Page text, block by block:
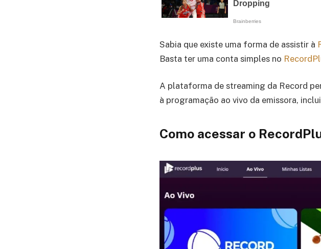
Sabia que existe uma forma de assistir à
Basta ter uma conta simples no
A plataforma de streaming da Record
à programação ao vivo da emissora,
Como acessar o